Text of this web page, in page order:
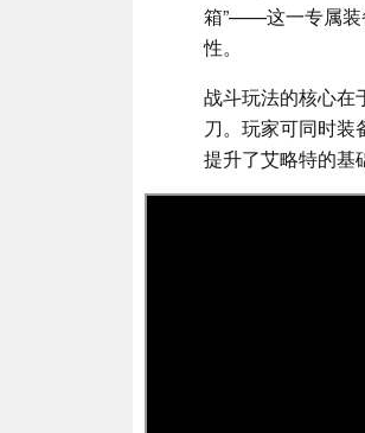
箱”——这一专属装
性。
战斗玩法的核心在
刀。玩家可同时
提升了艾略特的基